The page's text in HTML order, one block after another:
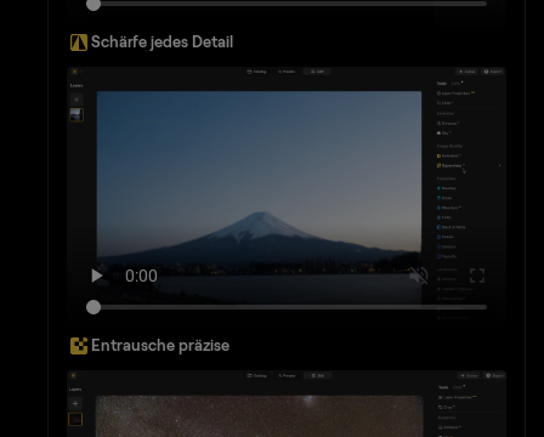
Schärfe jedes Detail
Entrausche präzise